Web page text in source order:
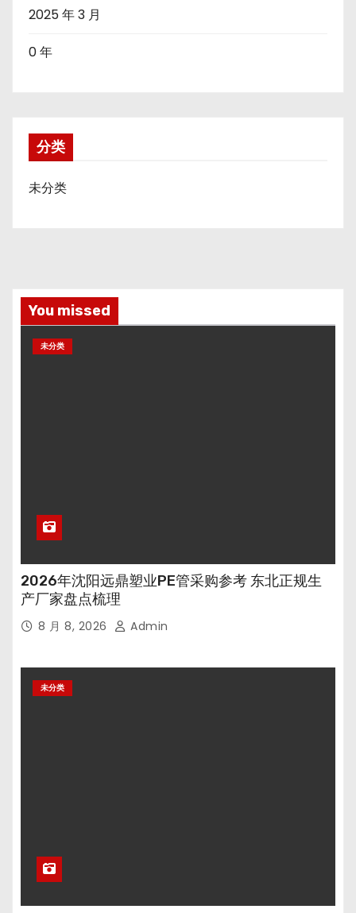
2025 年 3 月
0 年
分类
未分类
You missed
未分类
2026年沈阳远鼎塑业PE管采购参考 东北正规生
产厂家盘点梳理
8 月 8, 2026 Admin
未分类